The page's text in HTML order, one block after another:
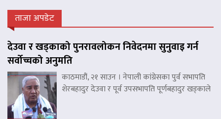
ताजा अपडेट
देउवा र खड्काको पुनरावलोकन निवेदनमा सुनुवाइ गर्न
सर्वोच्चको अनुमति
काठमाडौं, २१ साउन । नेपाली कांग्रेसका पुर्व सभापति
शेरबहादुर देउवा र पूर्व उपसभापति पूर्णबहादुर खड्काले